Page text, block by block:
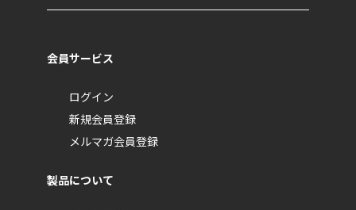
会員サービス
ログイン
新規会員登録
メルマガ会員登録
製品について